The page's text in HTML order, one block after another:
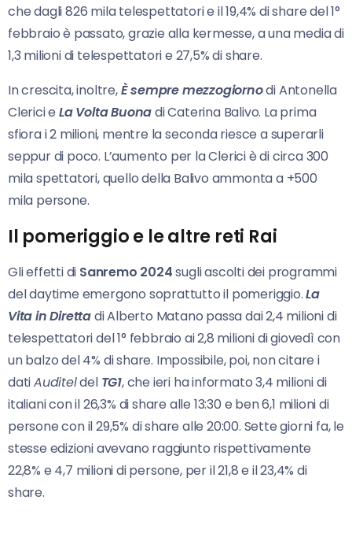
che dagli 826 mila telespettatori e il 19,4% di share del 1°
febbraio è passato, grazie alla kermesse, a una media di
1,3 milioni di telespettatori e 27,5% di share.
In crescita, inoltre,È sempre mezzogiornodi Antonella
Clerici e La Volta Buonadi Caterina Balivo. La prima
sfiora i 2 milioni, mentre la seconda riesce a superarli
seppur di poco. L’aumento per la Clerici è di circa 300
mila spettatori, quello della Balivo ammonta a +500
mila persone.
Il pomeriggio e le altre reti Rai
Gli effetti di Sanremo 2024sugli ascolti dei programmi
del daytime emergono soprattutto il pomeriggio.La
Vita in Direttadi Alberto Matano passa dai 2,4 milioni di
telespettatori del 1° febbraio ai 2,8 milioni di giovedì con
un balzo del 4% di share. Impossibile, poi, non citare i
datiAuditeldel TG1, che ieri ha informato 3,4 milioni di
italiani con il 26,3% di share alle 13:30 e ben 6,1 milioni di
persone con il 29,5% di share alle 20:00. Sette giorni fa, le
stesse edizioni avevano raggiunto rispettivamente
22,8% e 4,7 milioni di persone, per il 21,8 e il 23,4% di
share.